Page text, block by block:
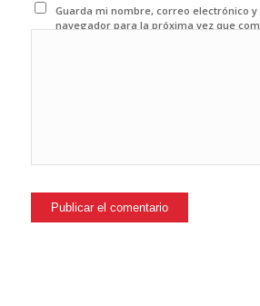
Guarda mi nombre, correo electrónico y
navegador para la próxima vez que